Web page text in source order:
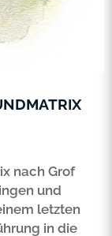
nach Grof
und
letzten
in die